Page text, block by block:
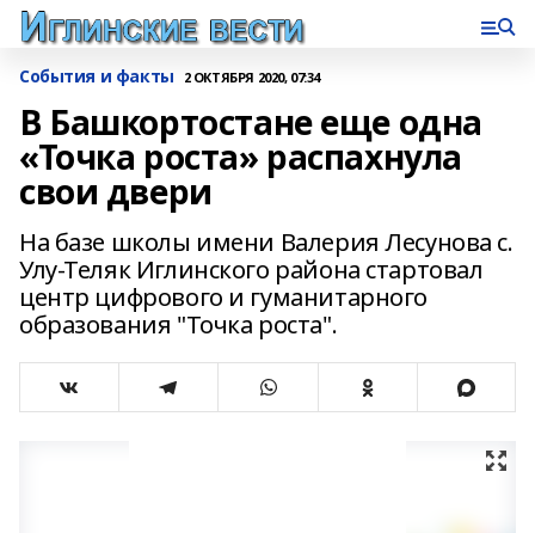
События и факты 2 ОКТЯБРЯ 2020, 07:34
В Башкортостане еще одна
«Точка роста» распахнула
свои двери
На базе школы имени Валерия Лесунова с.
Улу-Теляк Иглинского района стартовал
центр цифрового и гуманитарного
образования "Точка роста".